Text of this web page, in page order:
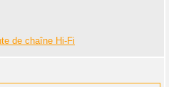
de chaîne Hi-Fi